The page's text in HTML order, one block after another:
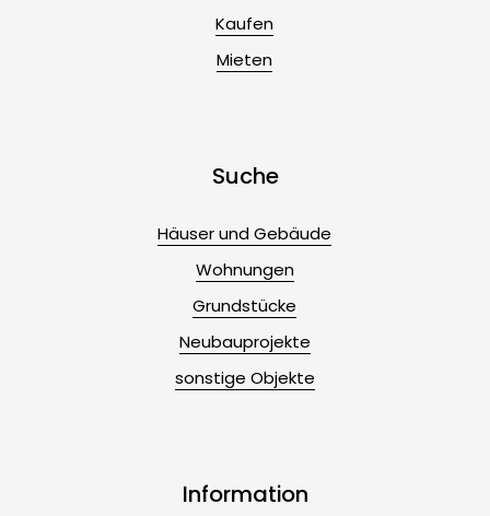
Kaufen
Mieten
Suche
Häuser und Gebäude
Wohnungen
Grundstücke
Neubauprojekte
sonstige Objekte
Information